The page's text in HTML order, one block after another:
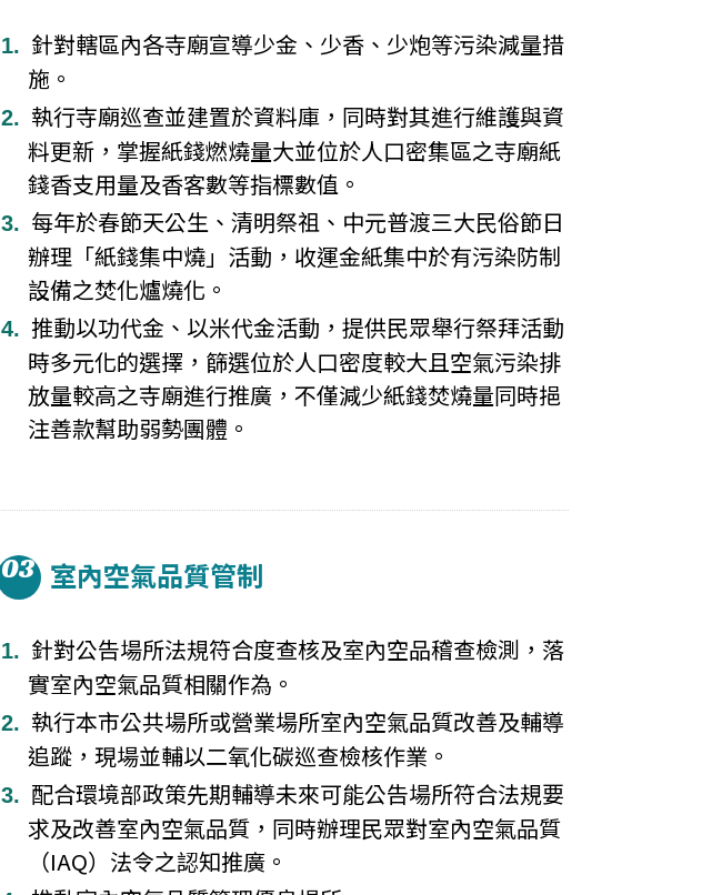
針對轄區內各寺廟宣導少金、少香、少炮等污染減量措
施。
執行寺廟巡查並建置於資料庫，同時對其進行維護與資
料更新，掌握紙錢燃燒量大並位於人口密集區之寺廟紙
錢香支用量及香客數等指標數值。
每年於春節天公生、清明祭祖、中元普渡三大民俗節日
辦理「紙錢集中燒」活動，收運金紙集中於有污染防制
設備之焚化爐燒化。
推動以功代金、以米代金活動，提供民眾舉行祭拜活動
時多元化的選擇，篩選位於人口密度較大且空氣污染排
放量較高之寺廟進行推廣，不僅減少紙錢焚燒量同時挹
注善款幫助弱勢團體。
03 室內空氣品質管制
針對公告場所法規符合度查核及室內空品稽查檢測，落
實室內空氣品質相關作為。
執行本市公共場所或營業場所室內空氣品質改善及輔導
追蹤，現場並輔以二氧化碳巡查檢核作業。
配合環境部政策先期輔導未來可能公告場所符合法規要
求及改善室內空氣品質，同時辦理民眾對室內空氣品質
（IAQ）法令之認知推廣。